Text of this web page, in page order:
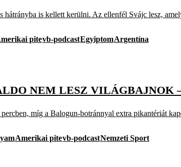
is kellett kerülni. Az ellenfél Svájc lesz,
pitevb-podcastEgyiptomArgentína
NEM LESZ VILÁGBAJNOK
míg a Balogun-botránnyal extra pikantériát
Amerikai pitevb-podcastNemzeti Sport